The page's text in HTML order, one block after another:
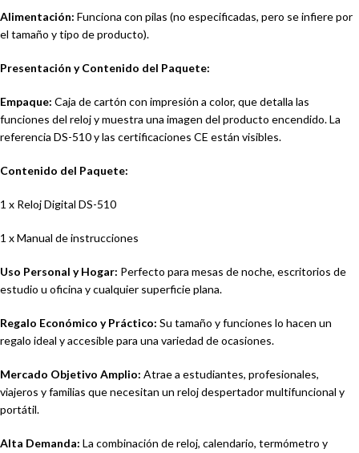
Alimentación: Funciona con pilas (no especificadas, pero se infiere por
el tamaño y tipo de producto).
Presentación y Contenido del Paquete:
Empaque: Caja de cartón con impresión a color, que detalla las
funciones del reloj y muestra una imagen del producto encendido. La
referencia DS-510 y las certificaciones CE están visibles.
Contenido del Paquete:
1 x Reloj Digital DS-510
1 x Manual de instrucciones
Uso Personal y Hogar: Perfecto para mesas de noche, escritorios de
estudio u oficina y cualquier superficie plana.
Regalo Económico y Práctico: Su tamaño y funciones lo hacen un
regalo ideal y accesible para una variedad de ocasiones.
Mercado Objetivo Amplio: Atrae a estudiantes, profesionales,
viajeros y familias que necesitan un reloj despertador multifuncional y
portátil.
Alta Demanda: La combinación de reloj, calendario, termómetro y